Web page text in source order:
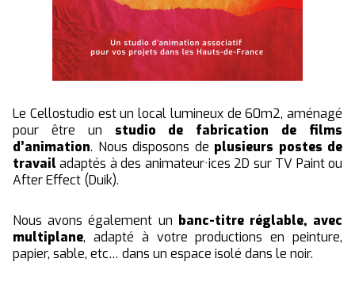
Le Cellostudio est un local lumineux de 60m2, aménagé
pour être un studio de fabrication de films
d’animation. Nous disposons de plusieurs postes de
travail adaptés à des animateur·ices 2D sur TV Paint ou
After Effect (Duik).
Nous avons également un banc-titre réglable, avec
multiplane, adapté à votre productions en peinture,
papier, sable, etc… dans un espace isolé dans le noir.